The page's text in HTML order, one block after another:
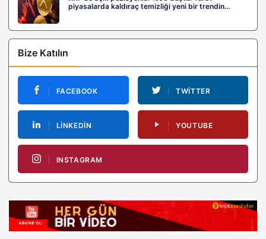
piyasalarda kaldıraç temizliği yeni bir trendin
Bize Katılın
FACEBOOK TWITTER
LINKEDIN YOUTUBE
INSTAGRAM